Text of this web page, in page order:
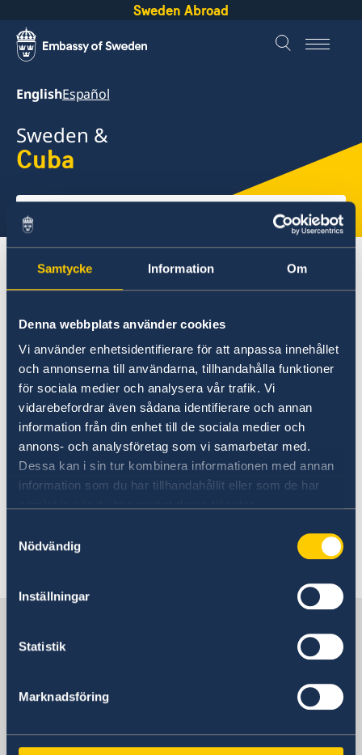
Samtycke Information Om
Denna webbplats använder cookies
Vi använder enhetsidentifierare för att anpassa innehållet
och annonserna till användarna, tillhandahålla funktioner
för sociala medier och analysera vår trafik. Vi
vidarebefordrar även sådana identifierare och annan
information från din enhet till de sociala medier och
annons- och analysföretag som vi samarbetar med.
Dessa kan i sin tur kombinera informationen med annan
information som du har tillhandahållit eller som de har
Nödvändig
Inställningar
Statistik
Marknadsföring
Sweden Abroad
EnglishEspañol
Sweden &
Cuba
Select
here
About Sweden Cuba Going to Sweden?
Working in Sweden
Cuba
Going to Sweden?
Visiting Sweden
Apply for a Schengen visa
Moving to someone in Sweden
Working in Sweden
Studying in Sweden
Working in Sweden
To work in Sweden you must have a work
permit.
or guest researcher can be found at
Cuba, Habana